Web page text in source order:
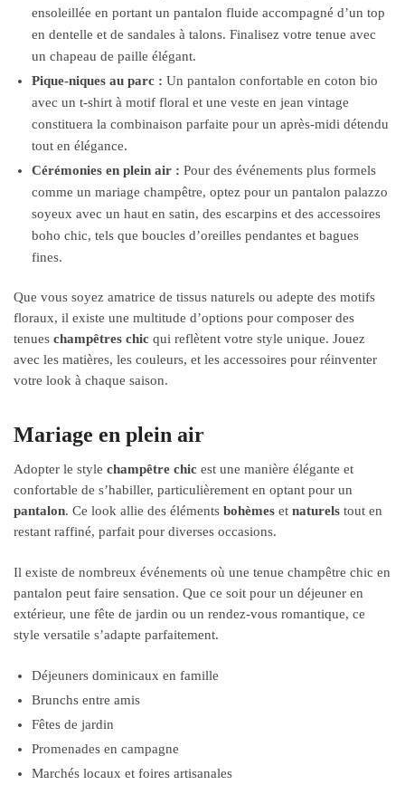
ensoleillée en portant un pantalon fluide accompagné d’un top
en dentelle et de sandales à talons. Finalisez votre tenue avec
un chapeau de paille élégant.
Pique-niques au parc : Un pantalon confortable en coton bio
avec un t-shirt à motif floral et une veste en jean vintage
constituera la combinaison parfaite pour un après-midi détendu
tout en élégance.
Cérémonies en plein air : Pour des événements plus formels
comme un mariage champêtre, optez pour un pantalon palazzo
soyeux avec un haut en satin, des escarpins et des accessoires
boho chic, tels que boucles d’oreilles pendantes et bagues
fines.
Que vous soyez amatrice de tissus naturels ou adepte des motifs
floraux, il existe une multitude d’options pour composer des
tenues champêtres chic qui reflètent votre style unique. Jouez
avec les matières, les couleurs, et les accessoires pour réinventer
votre look à chaque saison.
Mariage en plein air
Adopter le style champêtre chic est une manière élégante et
confortable de s’habiller, particulièrement en optant pour un
pantalon. Ce look allie des éléments bohèmes et naturels tout en
restant raffiné, parfait pour diverses occasions.
Il existe de nombreux événements où une tenue champêtre chic en
pantalon peut faire sensation. Que ce soit pour un déjeuner en
extérieur, une fête de jardin ou un rendez-vous romantique, ce
style versatile s’adapte parfaitement.
Déjeuners dominicaux en famille
Brunchs entre amis
Fêtes de jardin
Promenades en campagne
Marchés locaux et foires artisanales